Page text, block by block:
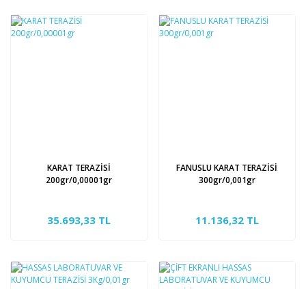
KARAT TERAZİSİ
200gr/0,00001gr
35.693,33 TL
FANUSLU KARAT TERAZİSİ
300gr/0,001gr
11.136,32 TL